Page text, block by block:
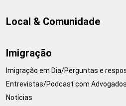
Local & Comunidade
Imigração
Imigração em Dia/Perguntas e
Entrevistas/Podcast com Advogados
Notícias